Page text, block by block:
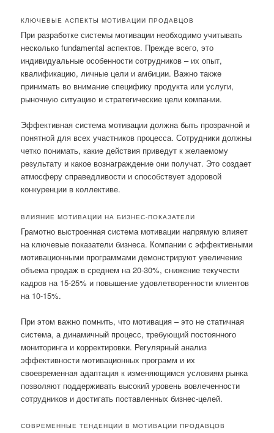
КЛЮЧЕВЫЕ АСПЕКТЫ МОТИВАЦИИ ПРОДАВЦОВ
При разработке системы мотивации необходимо учитывать
несколько fundamental аспектов. Прежде всего, это
индивидуальные особенности сотрудников – их опыт,
квалификацию, личные цели и амбиции. Важно также
принимать во внимание специфику продукта или услуги,
рыночную ситуацию и стратегические цели компании.
Эффективная система мотивации должна быть прозрачной и
понятной для всех участников процесса. Сотрудники должны
четко понимать, какие действия приведут к желаемому
результату и какое вознаграждение они получат. Это создает
атмосферу справедливости и способствует здоровой
конкуренции в коллективе.
ВЛИЯНИЕ МОТИВАЦИИ НА БИЗНЕС-ПОКАЗАТЕЛИ
Грамотно выстроенная система мотивации напрямую влияет
на ключевые показатели бизнеса. Компании с эффективными
мотивационными программами демонстрируют увеличение
объема продаж в среднем на 20-30%, снижение текучести
кадров на 15-25% и повышение удовлетворенности клиентов
на 10-15%.
При этом важно помнить, что мотивация – это не статичная
система, а динамичный процесс, требующий постоянного
мониторинга и корректировки. Регулярный анализ
эффективности мотивационных программ и их
своевременная адаптация к изменяющимся условиям рынка
позволяют поддерживать высокий уровень вовлеченности
сотрудников и достигать поставленных бизнес-целей.
СОВРЕМЕННЫЕ ТЕНДЕНЦИИ В МОТИВАЦИИ ПРОДАВЦОВ